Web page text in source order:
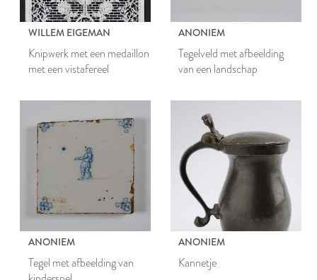
WILLEM EIGEMAN
Knipwerk met een medaillon
met een vistafereel
ANONIEM
Tegelveld met afbeelding
van een landschap
ANONIEM
Tegel met afbeelding van
ANONIEM
Kannetje